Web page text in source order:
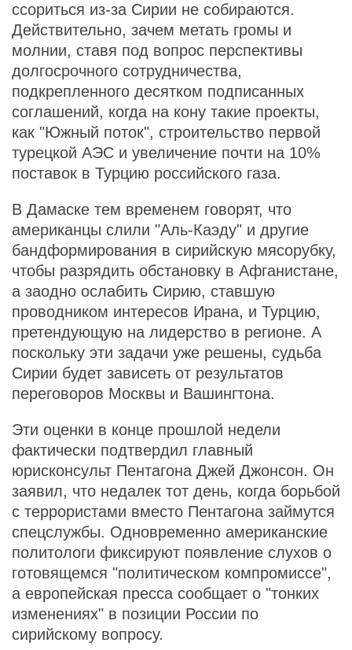
ссориться из-за Сирии не собираются.
Действительно, зачем метать громы и
молнии, ставя под вопрос перспективы
долгосрочного сотрудничества,
подкрепленного десятком подписанных
соглашений, когда на кону такие проекты,
как "Южный поток", строительство первой
турецкой АЭС и увеличение почти на 10%
поставок в Турцию российского газа.
В Дамаске тем временем говорят, что
американцы слили "Аль-Каэду" и другие
бандформирования в сирийскую мясорубку,
чтобы разрядить обстановку в Афганистане,
а заодно ослабить Сирию, ставшую
проводником интересов Ирана, и Турцию,
претендующую на лидерство в регионе. А
поскольку эти задачи уже решены, судьба
Сирии будет зависеть от результатов
переговоров Москвы и Вашингтона.
Эти оценки в конце прошлой недели
фактически подтвердил главный
юрисконсульт Пентагона Джей Джонсон. Он
заявил, что недалек тот день, когда борьбой
с террористами вместо Пентагона займутся
спецслужбы. Одновременно американские
политологи фиксируют появление слухов о
готовящемся "политическом компромиссе",
а европейская пресса сообщает о "тонких
изменениях" в позиции России по
сирийскому вопросу.